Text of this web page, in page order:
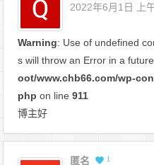
2022年6月1日 上
Warning: Use of undefined
s will throw an Error in a
oot/www.chb66.com/wp-
php on line911
博主好
匿名 1